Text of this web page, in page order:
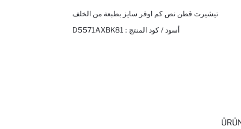
تيشيرت قطن نص كم اوفر سايز بطبعة من الخلف
أسود / كود المنتج : D5571AXBK81